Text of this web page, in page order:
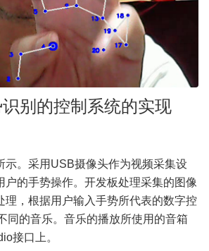
别的控制系统的实现
示。采用USB摄像头作为视频采集设
户的手势操作。开发板处理采集的图像
理，根据用户输入手势所代表的数字控
同的音乐。音乐的播放所使用的音箱
接口上。